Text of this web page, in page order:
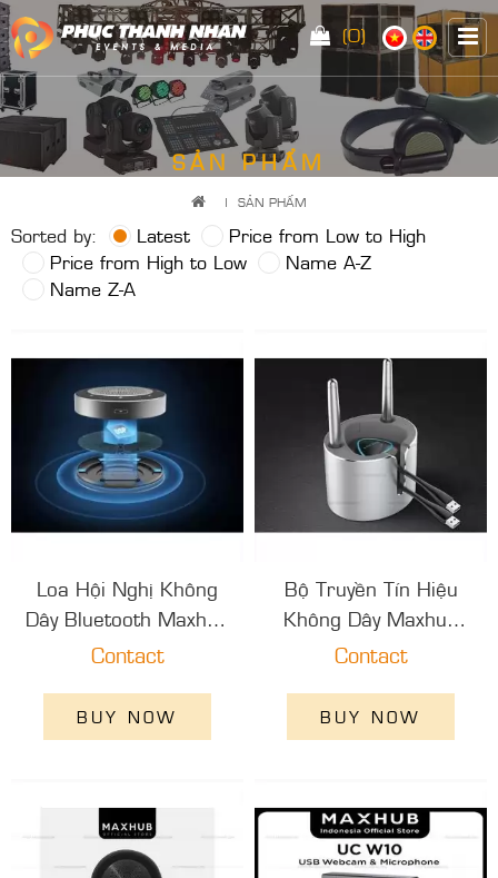
(0)
SẢN PHẨM
| SẢN PHẨM
Sorted by: Latest
Price from Low to High
Price from High to Low
Name A-Z
Name Z-A
Loa Hội Nghị Không
Dây Bluetooth Maxhub
Bm21
Contact
BUY NOW
Bộ Truyền Tín Hiệu
Không Dây Maxhub
Wt01A
Contact
BUY NOW